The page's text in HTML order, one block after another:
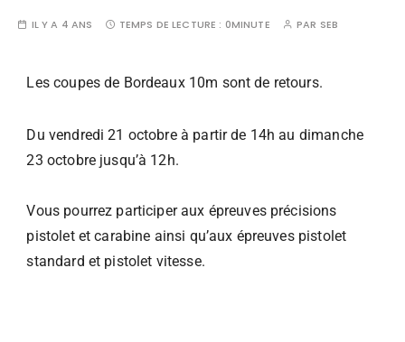
IL Y A 4 ANS TEMPS DE LECTURE : 0MINUTE PAR SEB
Les coupes de Bordeaux 10m sont de retours.
Du vendredi 21 octobre à partir de 14h au dimanche
23 octobre jusqu’à 12h.
Vous pourrez participer aux épreuves précisions
pistolet et carabine ainsi qu’aux épreuves pistolet
standard et pistolet vitesse.